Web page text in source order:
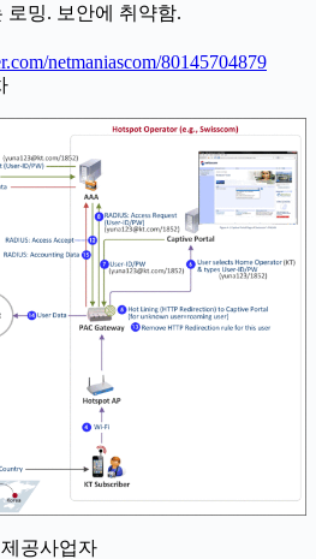
로밍. 보안에 취약함.
netmaniascom/80145704879
공사업자